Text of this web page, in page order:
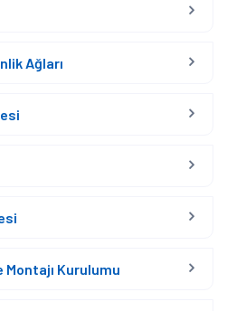
Ağları
Montajı Kurulumu